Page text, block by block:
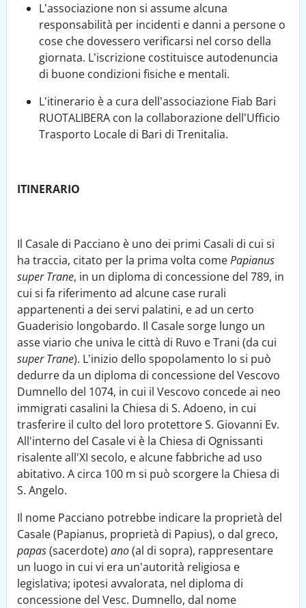
L’associazione non si assume alcuna
responsabilità per incidenti e danni a persone o
cose che dovessero verificarsi nel corso della
giornata. L’iscrizione costituisce autodenuncia
di buone condizioni fisiche e mentali.
L’itinerario è a cura dell’associazione Fiab Bari
RUOTALIBERA con la collaborazione dell’Ufficio
Trasporto Locale di Bari di Trenitalia.
ITINERARIO
Il Casale di Pacciano è uno dei primi Casali di cui si
ha traccia, citato per la prima volta comePapianus
super Trane, in un diploma di concessione del 789, in
cui si fa riferimento ad alcune case rurali
appartenenti a dei servi palatini, e ad un certo
Guaderisio longobardo. Il Casale sorge lungo un
asse viario che univa le città di Ruvo e Trani (da cui
super Trane). L’inizio dello spopolamento lo si può
dedurre da un diploma di concessione del Vescovo
Dumnello del 1074, in cui il Vescovo concede ai neo
immigrati casalini la Chiesa di S. Adoeno, in cui
trasferire il culto del loro protettore S. Giovanni Ev.
All'interno del Casale vi è la Chiesa di Ognissanti
risalente all'XI secolo, e alcune fabbriche ad uso
abitativo. A circa 100 m si può scorgere la Chiesa di
S. Angelo.
Il nome Pacciano potrebbe indicare la proprietà del
Casale (Papianus, proprietà di Papius), o dal greco,
papas(sacerdote) ano(al di sopra), rappresentare
un luogo in cui vi era un'autorità religiosa e
legislativa; ipotesi avvalorata, nel diploma di
concessione del Vesc. Dumnello, dal nome